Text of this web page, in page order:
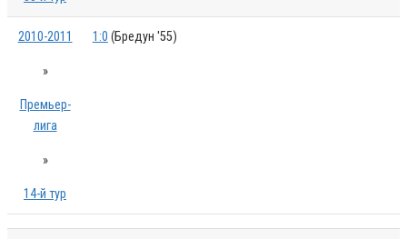
2010-2011
»
Премьер-
лига
»
14-й тур
1:0 (Бредун '55)